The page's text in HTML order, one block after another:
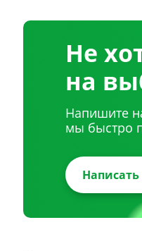
Не
на
Напишите
мы быстро